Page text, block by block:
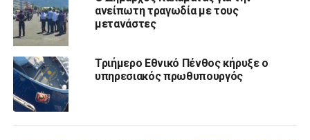
ανείπωτη τραγωδία με τους
μετανάστες
Τριήμερο Εθνικό Πένθος κήρυξε ο
υπηρεσιακός πρωθυπουργός